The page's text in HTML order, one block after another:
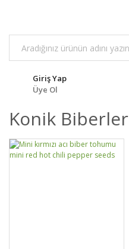
Giriş Yap
Üye Ol
Konik Biberler